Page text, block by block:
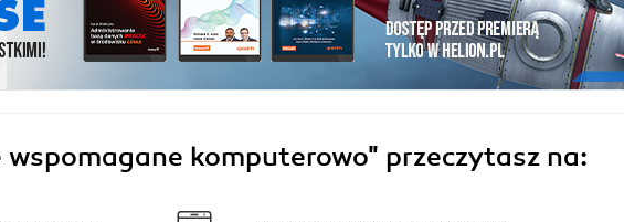
wspomagane komputerowo" przeczytasz na: